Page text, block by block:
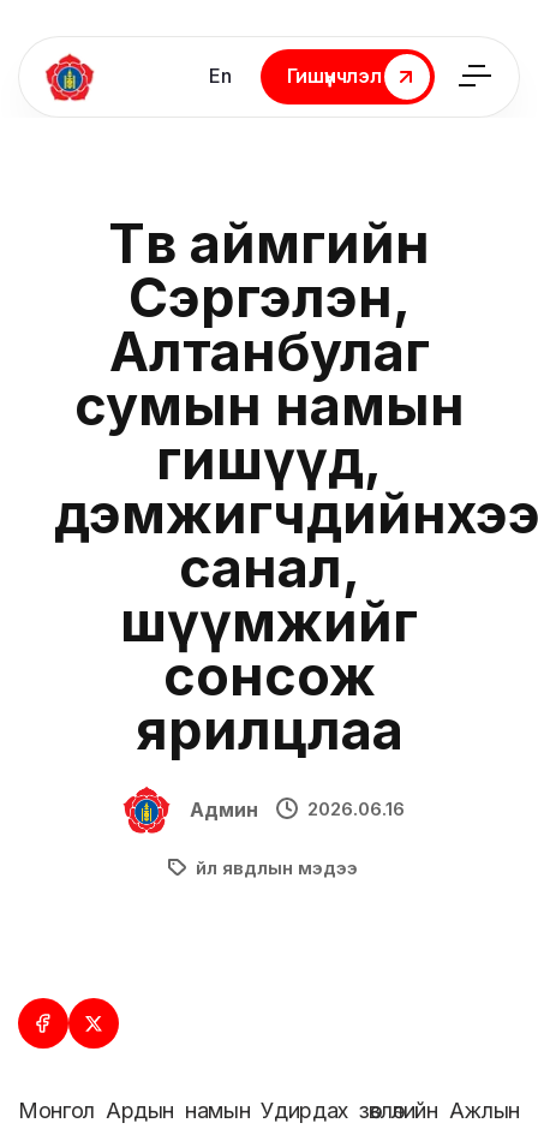
En
Гишүүнчлэл
Гишүүнчлэл
Төв аймгийн
Сэргэлэн,
Алтанбулаг
сумын намын
гишүүд,
санал,
шүүмжийг
сонсож
ярилцлаа
Админ 2026.06.16
Үйл явдлын мэдээ
Монгол Ардын намын Удирдах зөвлөлийн Ажлын